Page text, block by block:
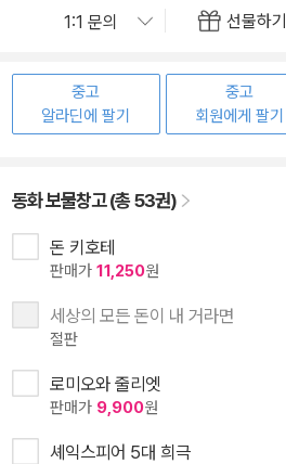
선물하기
중고
알라딘에 팔기
중고
회원에게 팔기
동화 보물창고 (총 53권)
돈 키호테
판매가 11,250원
세상의 모든 돈이 내 거라면
절판
로미오와 줄리엣
판매가 9,900원
셰익스피어 5대 희극